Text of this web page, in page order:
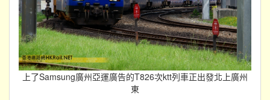
上了Samsung廣州亞運廣告的T826次ktt列車正出發北上廣州
東